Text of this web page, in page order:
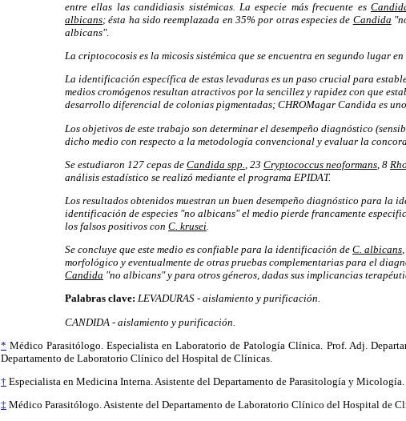
entre ellas las candidiasis sistémicas. La especie más frecuente es
albicans; ésta ha sido reemplazada en 35% por otras especies de Candida
albicans".
La criptococosis es la micosis sistémica que se encuentra en segundo lugar
La identificación específica de estas levaduras es un paso crucial para
medios cromógenos resultan atractivos por la sencillez y rapidez con que
desarrollo diferencial de colonias pigmentadas; CHROMagar Candida es
Los objetivos de este trabajo son determinar el desempeño diagnóstico
dicho medio con respecto a la metodología convencional y evaluar la
Se estudiaron 127 cepas de Candida spp. , 23 Cryptococcus neoformans 8
análisis estadístico se realizó mediante el programa EPIDAT.
Los resultados obtenidos muestran un buen desempeño diagnóstico para la
identificación de especies "no albicans" el medio pierde francamente
los falsos positivos con C. krusei
Se concluye que este medio es confiable para la identificación de C. albicans
morfológico y eventualmente de otras pruebas complementarias para el
Candida "no albicans" y para otros géneros, dadas sus implicancias
Palabras clave: LEVADURAS - aislamiento y purificación.
CANDIDA - aislamiento y purificación.
* Médico Parasitólogo. Especialista en Laboratorio de Patología Clínica. Prof. Adj.
Departamento de Laboratorio Clínico del Hospital de Clínicas.
† Especialista en Medicina Interna. Asistente del Departamento de Parasitología y Micología.
‡ Médico Parasitólogo. Asistente del Departamento de Laboratorio Clínico del Hospital de